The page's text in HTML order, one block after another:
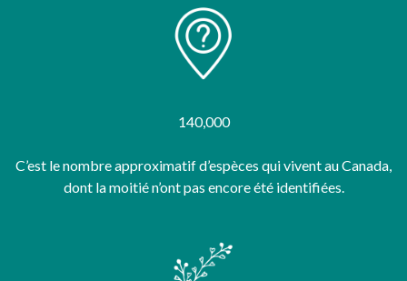
140,000
C’est le nombre approximatif d’espèces qui vivent au Canada,
dont la moitié n’ont pas encore été identifiées.